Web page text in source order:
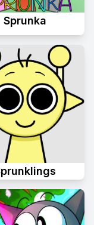
Sprunka